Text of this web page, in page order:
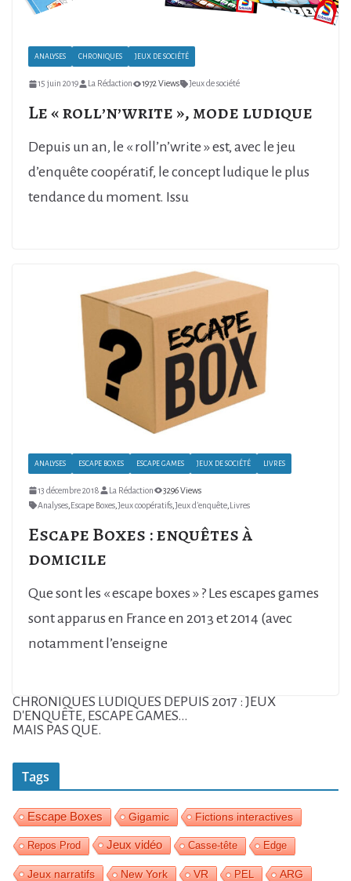
ANALYSES CHRONIQUES JEUX DE SOCIÉTÉ
15 juin 2019 La Rédaction 1972 Views Jeux de société
Le « roll’n’write », mode ludique
Depuis un an, le « roll’n’write » est, avec le jeu
d’enquête coopératif, le concept ludique le plus
tendance du moment. Issu
ANALYSES ESCAPE BOXES ESCAPE GAMES JEUX DE SOCIÉTÉ LIVRES
13 décembre 2018 La Rédaction
3296 Views
Analyses Escape Boxes Jeux coopératifs Jeux d'enquête Livres
Escape Boxes : enquêtes à
domicile
Que sont les « escape boxes » ? Les escapes games
sont apparus en France en 2013 et 2014 (avec
notamment l’enseigne
CHRONIQUES LUDIQUES DEPUIS 2017 : JEUX
D'ENQUÊTE, ESCAPE GAMES...
MAIS PAS QUE.
Tags
Escape Boxes Gigamic Fictions interactives
Repos Prod Jeux vidéo Casse-tête Edge
Jeux narratifs New York VR PEL ARG